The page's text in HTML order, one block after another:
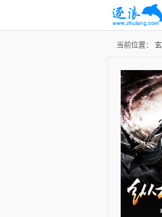
当前位置：